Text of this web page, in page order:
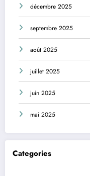
décembre 2025
septembre 2025
août 2025
juillet 2025
juin 2025
mai 2025
Categories